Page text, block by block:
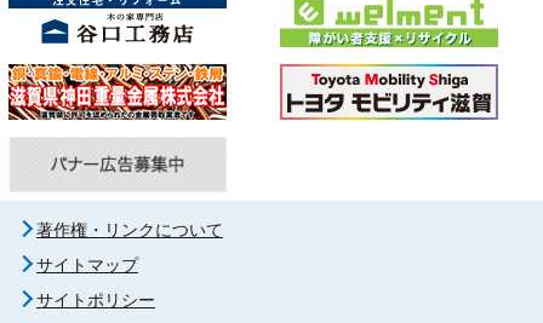
著作権・リンクについて
サイトマップ
サイトポリシー